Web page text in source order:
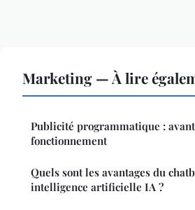
Marketing — À lire
Publicité programmatique :
fonctionnement
Quels sont les avantages du
intelligence artificielle IA ?